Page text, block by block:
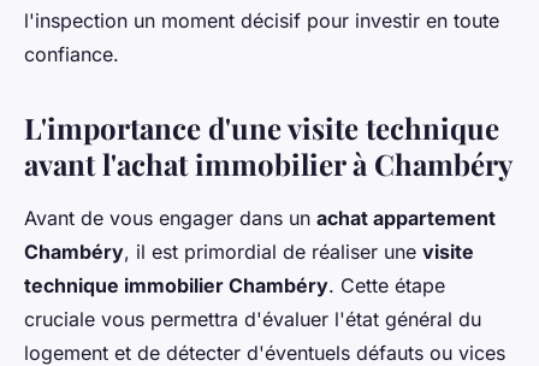
l'inspection un moment décisif pour investir en toute
confiance.
L'importance d'une visite technique
avant l'achat immobilier à Chambéry
Avant de vous engager dans un achat appartement
Chambéry, il est primordial de réaliser une visite
technique immobilier Chambéry. Cette étape
cruciale vous permettra d'évaluer l'état général du
logement et de détecter d'éventuels défauts ou vices